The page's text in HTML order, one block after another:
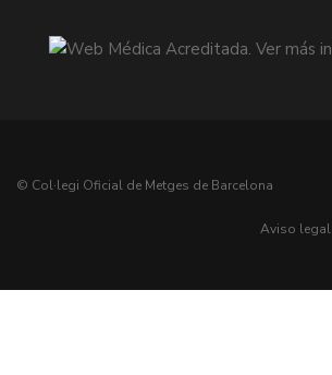
© Col·legi Oficial de Metges de Barcelona
Aviso legal